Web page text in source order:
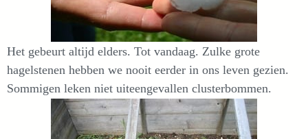
Het gebeurt altijd elders. Tot vandaag. Zulke grote
hagelstenen hebben we nooit eerder in ons leven gezien.
Sommigen leken niet uiteengevallen clusterbommen.